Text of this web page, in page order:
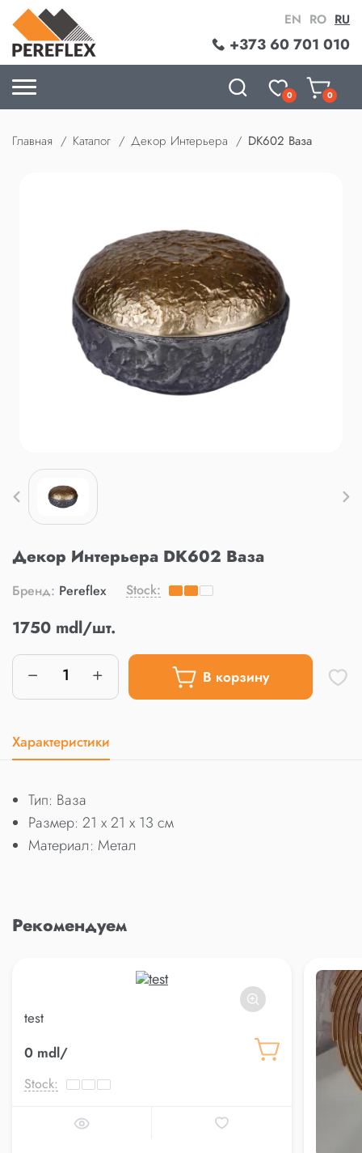
+373 60 701 010
EN RO RU
0 0
Главная Каталог Декор Интерьера DK602 Ваза
Декор Интерьера DK602 Ваза
Бренд: Pereflex Stock:
1750 mdl/шт.
В корзину
Характеристики
Тип: Ваза
Размер: 21 x 21 x 13 см
Материал: Метал
Рекомендуем
test
0 mdl/
Stock: